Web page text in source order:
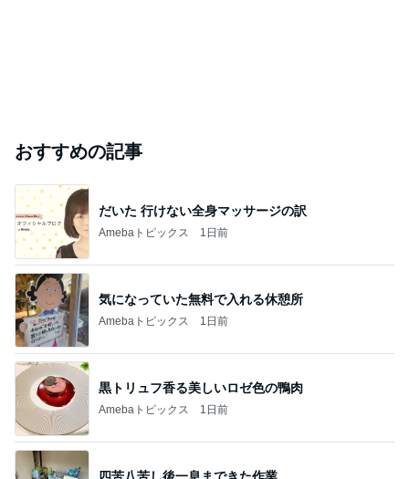
おすすめの記事
だいた 行けない全身マッサージの訳
Amebaトピックス 1日前
気になっていた無料で入れる休憩所
Amebaトピックス 1日前
黒トリュフ香る美しいロゼ色の鴨肉
Amebaトピックス 1日前
四苦八苦し後一息まできた作業